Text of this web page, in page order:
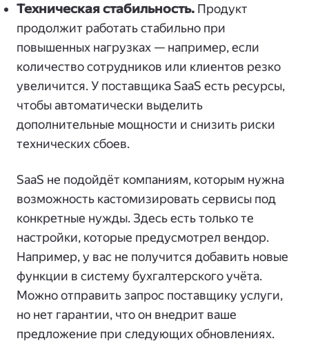
Техническая стабильность. Продукт
продолжит работать стабильно при
повышенных нагрузках — например, если
количество сотрудников или клиентов резко
увеличится. У поставщика SaaS есть ресурсы,
чтобы автоматически выделить
дополнительные мощности и снизить риски
технических сбоев.
SaaS не подойдёт компаниям, которым нужна
возможность кастомизировать сервисы под
конкретные нужды. Здесь есть только те
настройки, которые предусмотрел вендор.
Например, у вас не получится добавить новые
функции в систему бухгалтерского учёта.
Можно отправить запрос поставщику услуги,
но нет гарантии, что он внедрит ваше
предложение при следующих обновлениях.